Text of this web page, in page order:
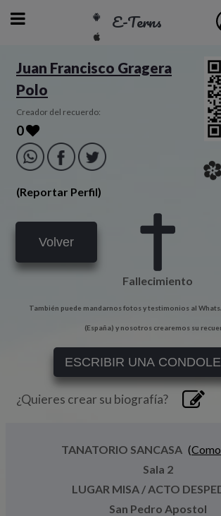
E-Terns
ENG
POR
Inicio
Eternos
Pedidos
Juan Francisco Gragera
Polo
Creador del recuerdo:
0
(Reportar Perfil)
Volver
Fallecimiento
También puede mandarnos fotos y testimonios al
(España) y nosotros crearemos su
ESCRIBIR UNA
¿Quieres crear su biografía?
TANATORIO SANCASA (
Sala 2
LUGAR MISA / ACTO
San Pedro Apostol